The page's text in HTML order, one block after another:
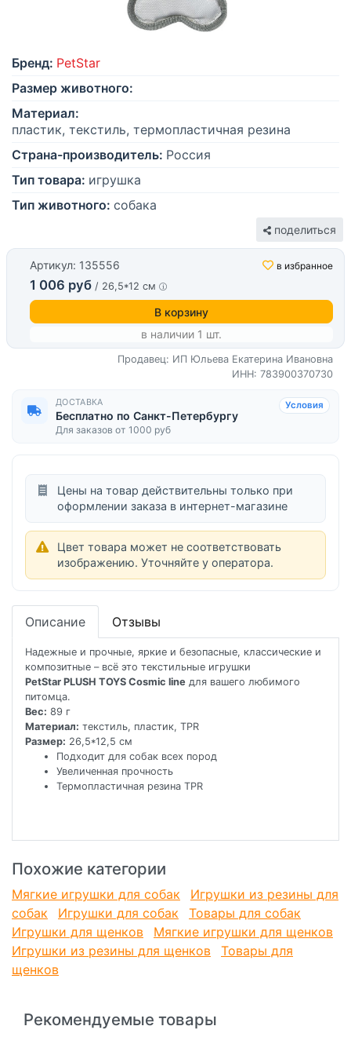
Бренд: PetStar
Размер животного:
Материал:
пластик, текстиль, термопластичная резина
Страна-производитель: Россия
Тип товара: игрушка
Тип животного: собака
поделиться
Артикул: 135556 в избранное
1 006 руб / 26,5*12 см
В корзину
в наличии 1 шт.
Продавец: ИП Юльева Екатерина Ивановна
ИНН: 783900370730
ДОСТАВКА
Бесплатно по Санкт-Петербургу
Для заказов от 1000 руб
Условия
Цены на товар действительны только при
оформлении заказа в интернет-магазине
Цвет товара может не соответствовать
изображению. Уточняйте у оператора.
Описание Отзывы
Надежные и прочные, яркие и безопасные, классические и
композитные – всё это текстильные игрушки
PetStar PLUSH TOYS Cosmic line для вашего любимого
питомца.
Вес: 89 г
Материал: текстиль, пластик, TPR
Размер: 26,5*12,5 см
Подходит для собак всех пород
Увеличенная прочность
Термопластичная резина TPR
Похожие категории
Мягкие игрушки для собак
Игрушки из резины для
собак
Игрушки для собак
Товары для собак
Игрушки для щенков
Мягкие игрушки для щенков
Игрушки из резины для щенков
Товары для
щенков
Рекомендуемые товары